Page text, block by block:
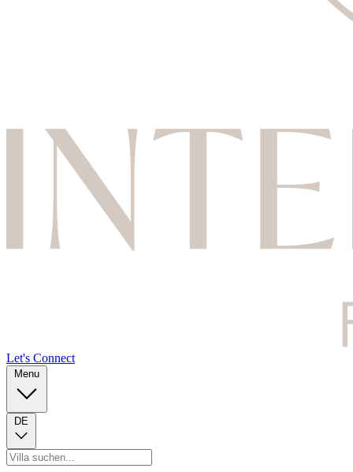
Let's Connect